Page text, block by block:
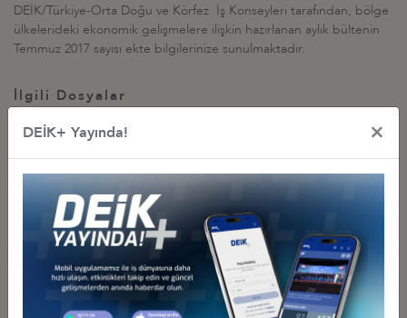
DEİK/Türkiye-Orta Doğu ve Körfez İş Konseyleri tarafından, bölge
ülkelerideki ekonomik gelişmelere ilişkin hazırlanan aylık bültenin
Temmuz 2017 sayısı ekte bilgilerinize sunulmaktadır.
İlgili Dosyalar
ORTA DOĞU VE KÖRFEZ BÖLGE BÜLTENİ, TEMMUZ 2017
İş Konseyi ile Alakalı Diğer Bültenler
DEİK/TÜRKİYE-ORTADOĞU VE KÖRFEZ İŞ KONSEYLERİ AYLIK
BÜLTENİ - ARALIK 2021
10 Aralık 2021 Cuma
DEİK+ Yayında! ×